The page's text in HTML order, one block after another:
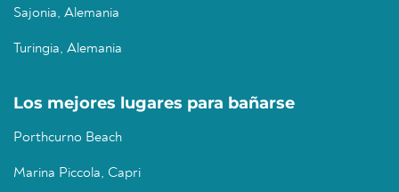
Sajonia, Alemania
Turingia, Alemania
Los mejores lugares para bañarse
Porthcurno Beach
Marina Piccola, Capri